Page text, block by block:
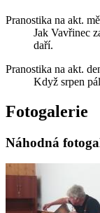
Pranostika na akt.
Jak Vavřinec
daří.
Pranostika na akt.
Když srpen
Fotogalerie
Náhodná